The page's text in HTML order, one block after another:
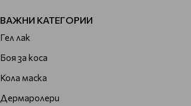
ВАЖНИ КАТЕГОРИИ
Гел лак
Боя за коса
Кола маска
Дермаролери